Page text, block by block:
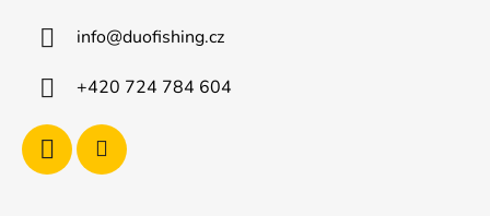
info@duofishing.cz
+420 724 784 604